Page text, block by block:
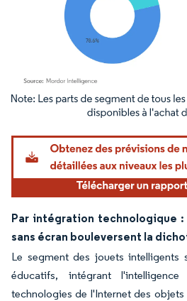
Image © Mordor Intelligence. La réutilisation
Par intégration technologique
sans écran bouleversent la
Le segment des jouets intelligents
éducatifs, intégrant
technologies de l'Internet des